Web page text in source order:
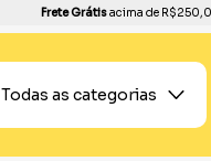
Frete Grátisacima de
Todas as categorias